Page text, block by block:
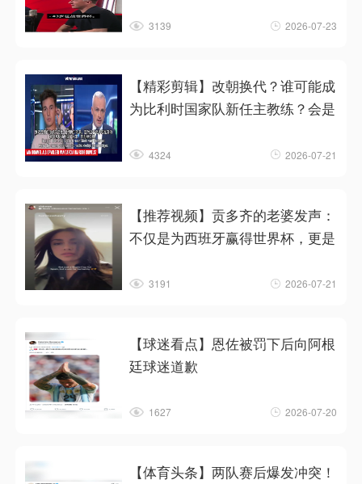
3139 2026-07-23
【精彩剪辑】改朝换代？谁可能成
为比利时国家队新任主教练？会是
4324 2026-07-21
【推荐视频】贡多齐的老婆发声：
不仅是为西班牙赢得世界杯，更是
3191 2026-07-21
【球迷看点】恩佐被罚下后向阿根
廷球迷道歉
1627 2026-07-20
【体育头条】两队赛后爆发冲突！